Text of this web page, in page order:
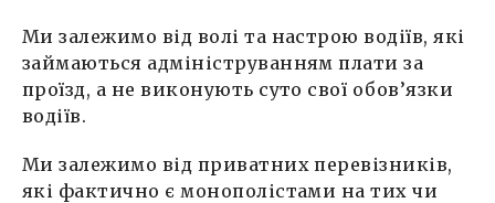
Ми залежимо від волі та настрою водіїв, які
займаються адмініструванням плати за
проїзд, а не виконують суто свої обов’язки
водіїв.
Ми залежимо від приватних перевізників,
які фактично є монополістами на тих чи